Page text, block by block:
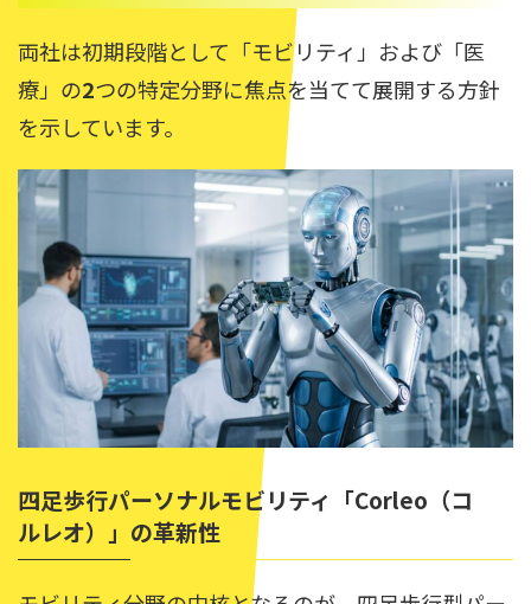
両社は初期段階として「モビリティ」および「医
療」の2つの特定分野に焦点を当てて展開する方針
を示しています。
四足歩行パーソナルモビリティ「Corleo（コ
ルレオ）」の革新性